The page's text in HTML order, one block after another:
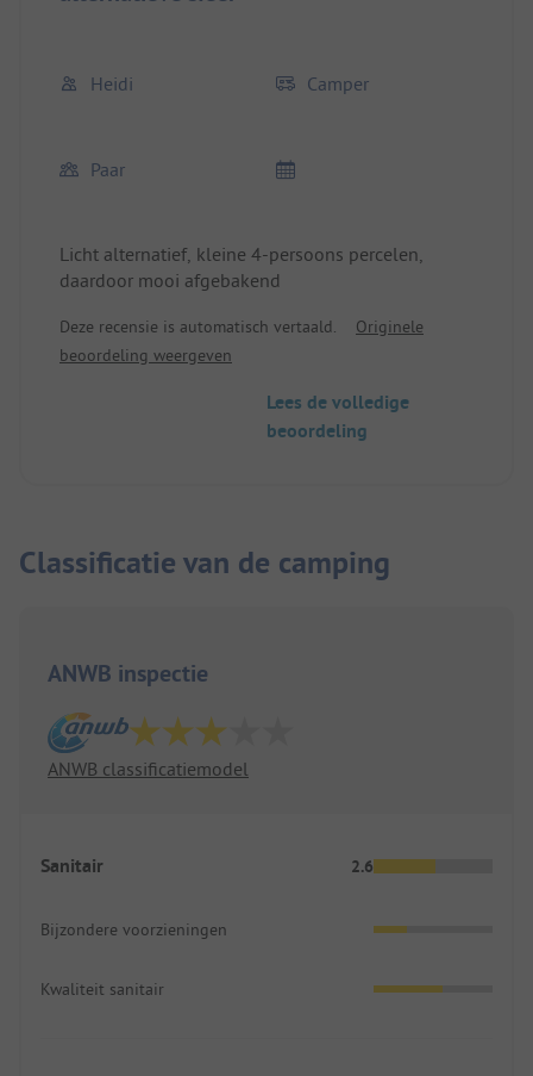
Heidi Camper
Paar
Licht alternatief, kleine 4-persoons percelen,
daardoor mooi afgebakend
Deze recensie is automatisch vertaald.
Originele
beoordeling weergeven
Lees de volledige
beoordeling
Classificatie van de camping
ANWB inspectie
ANWB classificatiemodel
Sanitair 2.6
Bijzondere voorzieningen
Kwaliteit sanitair